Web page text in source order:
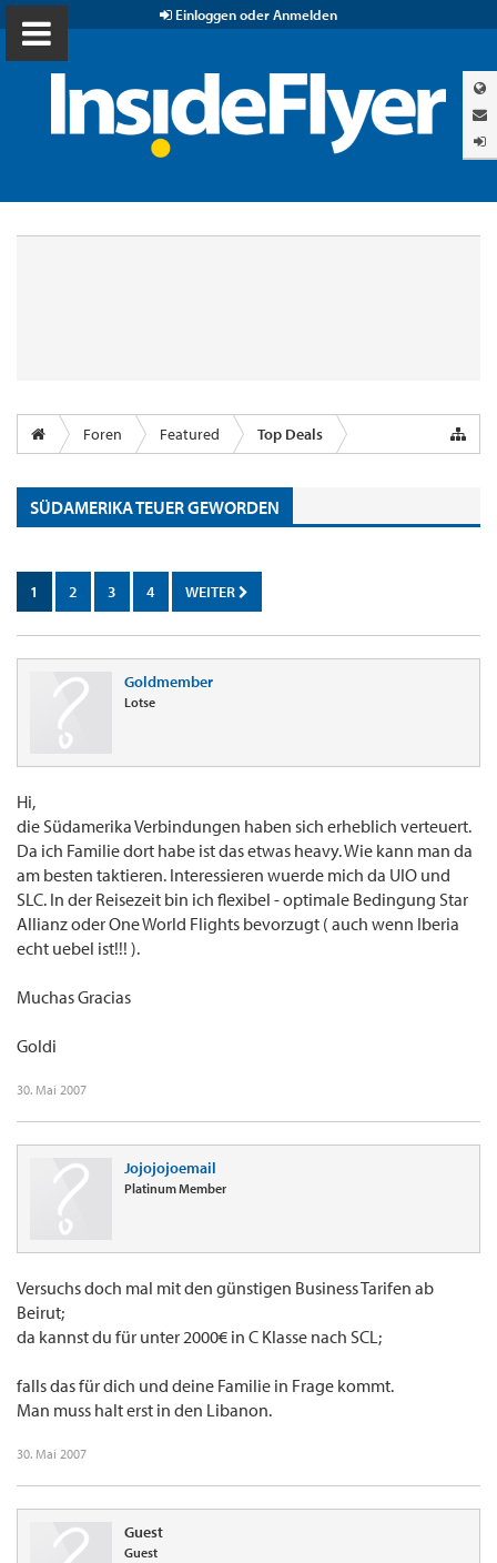
Einloggen oder Anmelden
Foren Featured Top Deals
SÜDAMERIKA TEUER GEWORDEN
1 2 3 4 WEITER
Goldmember
Lotse
Hi,
die Südamerika Verbindungen haben sich erheblich verteuert.
Da ich Familie dort habe ist das etwas heavy. Wie kann man da
am besten taktieren. Interessieren wuerde mich da UIO und
SLC. In der Reisezeit bin ich flexibel - optimale Bedingung Star
Allianz oder One World Flights bevorzugt ( auch wenn Iberia
echt uebel ist!!! ).
Muchas Gracias
Goldi
30. Mai 2007
Jojojojoemail
Platinum Member
Versuchs doch mal mit den günstigen Business Tarifen ab
Beirut;
da kannst du für unter 2000€ in C Klasse nach SCL;
falls das für dich und deine Familie in Frage kommt.
Man muss halt erst in den Libanon.
30. Mai 2007
Guest
Guest